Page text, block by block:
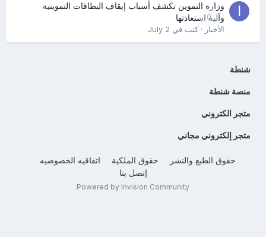
0
وزارة التموين تكشف أسباب إيقاف البطاقات التموينية
وآلية استعادتها
الأخبار· كتب في July 2
شنطة
منصة شنطة
متجر الكتروني
متجر إلكتروني مجاني
حقوق الطبع والنشر حقوق الملكية
اتفاقيه الخصوصيه
إتصل بنا
Powered by Invision Community